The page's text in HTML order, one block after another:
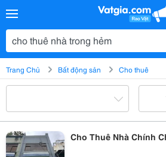
Trang Chủ Bất động sản Cho thuê
Cho Thuê Nhà Chính